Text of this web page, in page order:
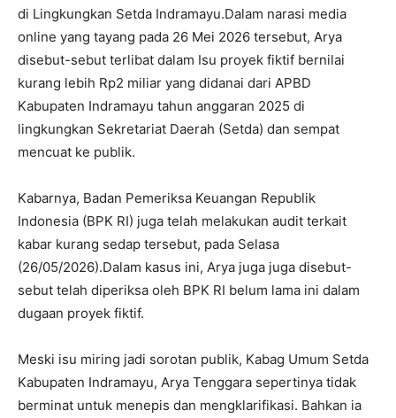
di Lingkungkan Setda Indramayu.Dalam narasi media
online yang tayang pada 26 Mei 2026 tersebut, Arya
disebut-sebut terlibat dalam Isu proyek fiktif bernilai
kurang lebih Rp2 miliar yang didanai dari APBD
Kabupaten Indramayu tahun anggaran 2025 di
lingkungkan Sekretariat Daerah (Setda) dan sempat
mencuat ke publik.
Kabarnya, Badan Pemeriksa Keuangan Republik
Indonesia (BPK RI) juga telah melakukan audit terkait
kabar kurang sedap tersebut, pada Selasa
(26/05/2026).Dalam kasus ini, Arya juga juga disebut-
sebut telah diperiksa oleh BPK RI belum lama ini dalam
dugaan proyek fiktif.
Meski isu miring jadi sorotan publik, Kabag Umum Setda
Kabupaten Indramayu, Arya Tenggara sepertinya tidak
berminat untuk menepis dan mengklarifikasi. Bahkan ia